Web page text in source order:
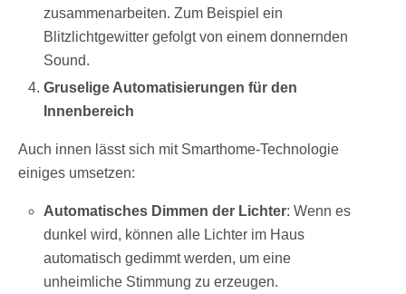
zusammenarbeiten. Zum Beispiel ein
Blitzlichtgewitter gefolgt von einem donnernden
Sound.
Gruselige Automatisierungen für den
Innenbereich
Auch innen lässt sich mit Smarthome-Technologie
einiges umsetzen:
Automatisches Dimmen der Lichter: Wenn es
dunkel wird, können alle Lichter im Haus
automatisch gedimmt werden, um eine
unheimliche Stimmung zu erzeugen.